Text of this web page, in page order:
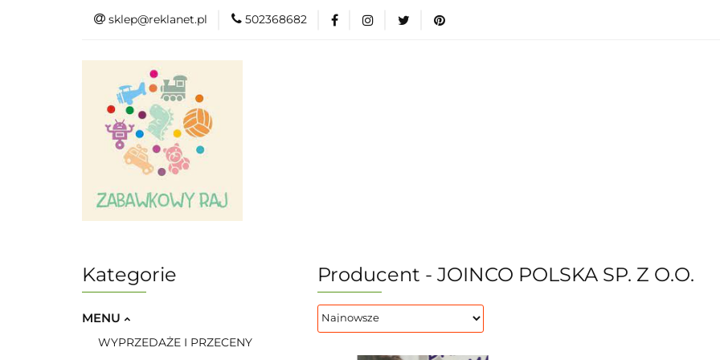
sklep@reklanet.pl 502368682
Kategorie
MENU
WYPRZEDAŻE I PRZECENY
Producent - JOINCO POLSKA SP. Z O.O.